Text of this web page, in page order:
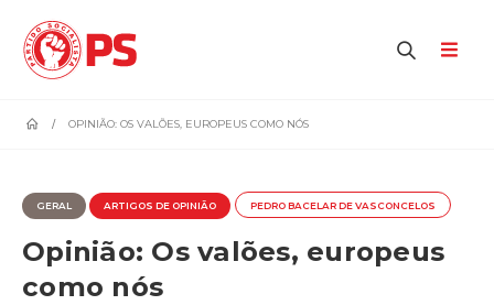
OPINIÃO: OS VALÕES, EUROPEUS COMO NÓS
GERAL ARTIGOS DE OPINIÃO PEDRO BACELAR DE VASCONCELOS
Opinião: Os valões, europeus
como nós